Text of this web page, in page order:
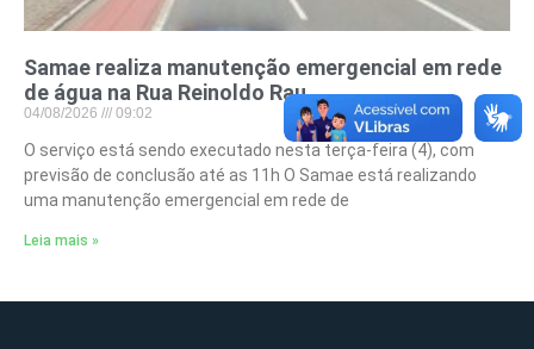
Samae realiza manutenção emergencial em rede
de água na Rua Reinoldo Rau
04/08/2026 09:02
O serviço está sendo executado nesta terça-feira (4), com
previsão de conclusão até as 11h O Samae está realizando
uma manutenção emergencial em rede de
Leia mais »